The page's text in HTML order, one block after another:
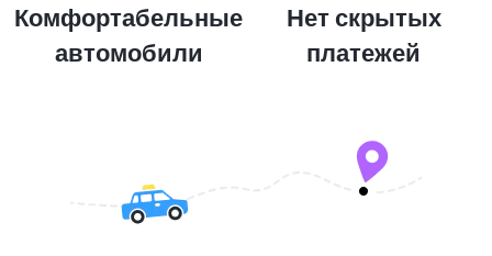
Комфортабельные
автомобили
Нет скрытых
платежей